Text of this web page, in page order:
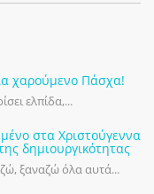
χαρούμενο Πάσχα!
ελπίδα,...
στα Χριστούγεννα
δημιουργικότητας
ξαναζώ όλα αυτά...